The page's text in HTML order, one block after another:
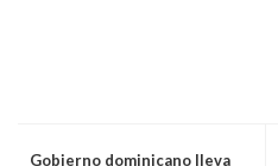
Gobierno dominicano lleva